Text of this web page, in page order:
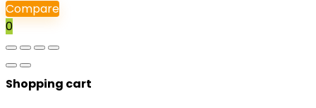
Compare
0
Shopping cart